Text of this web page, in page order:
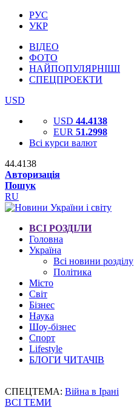
РУС
УКР
ВІДЕО
ФОТО
НАЙПОПУЛЯРНІШІ
СПЕЦПРОЕКТИ
USD
USD 44.4138
EUR 51.2998
Всі курси валют
44.4138
Авторизація
Пошук
RU
ВСІ РОЗДІЛИ
Головна
Україна
Всі новини розділу
Політика
Місто
Світ
Бізнес
Наука
Шоу-бізнес
Спорт
Lifestyle
БЛОГИ ЧИТАЧІВ
СПЕЦТЕМА: Війна в Ірані
ВСІ ТЕМИ